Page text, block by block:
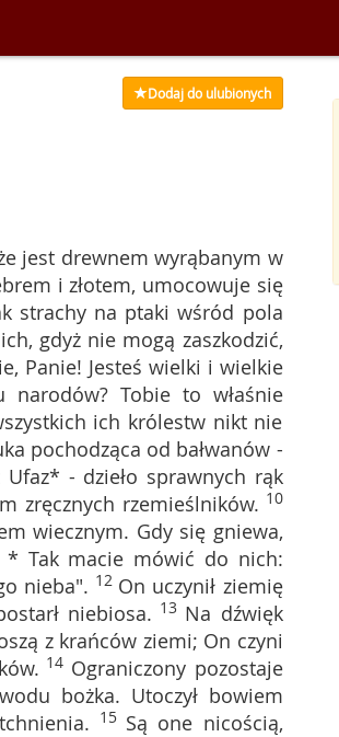
Dodaj do ulubionych
jest drewnem wyrąbanym w
i złotem, umocowuje się
strachy na ptaki wśród pola
gdyż nie mogą zaszkodzić,
Panie! Jesteś wielki i wielkie
narodów? Tobie to właśnie
ich królestw nikt nie
pochodząca od bałwanów -
Ufaz* - dzieło sprawnych rąk
zręcznych rzemieślników. 10
wiecznym. Gdy się gniewa,
* Tak macie mówić do nich:
nieba". 12 On uczynił ziemię
niebiosa. 13 Na dźwięk
z krańców ziemi; On czyni
14 Ograniczony pozostaje
bożka. Utoczył bowiem
15 Są one nicością,